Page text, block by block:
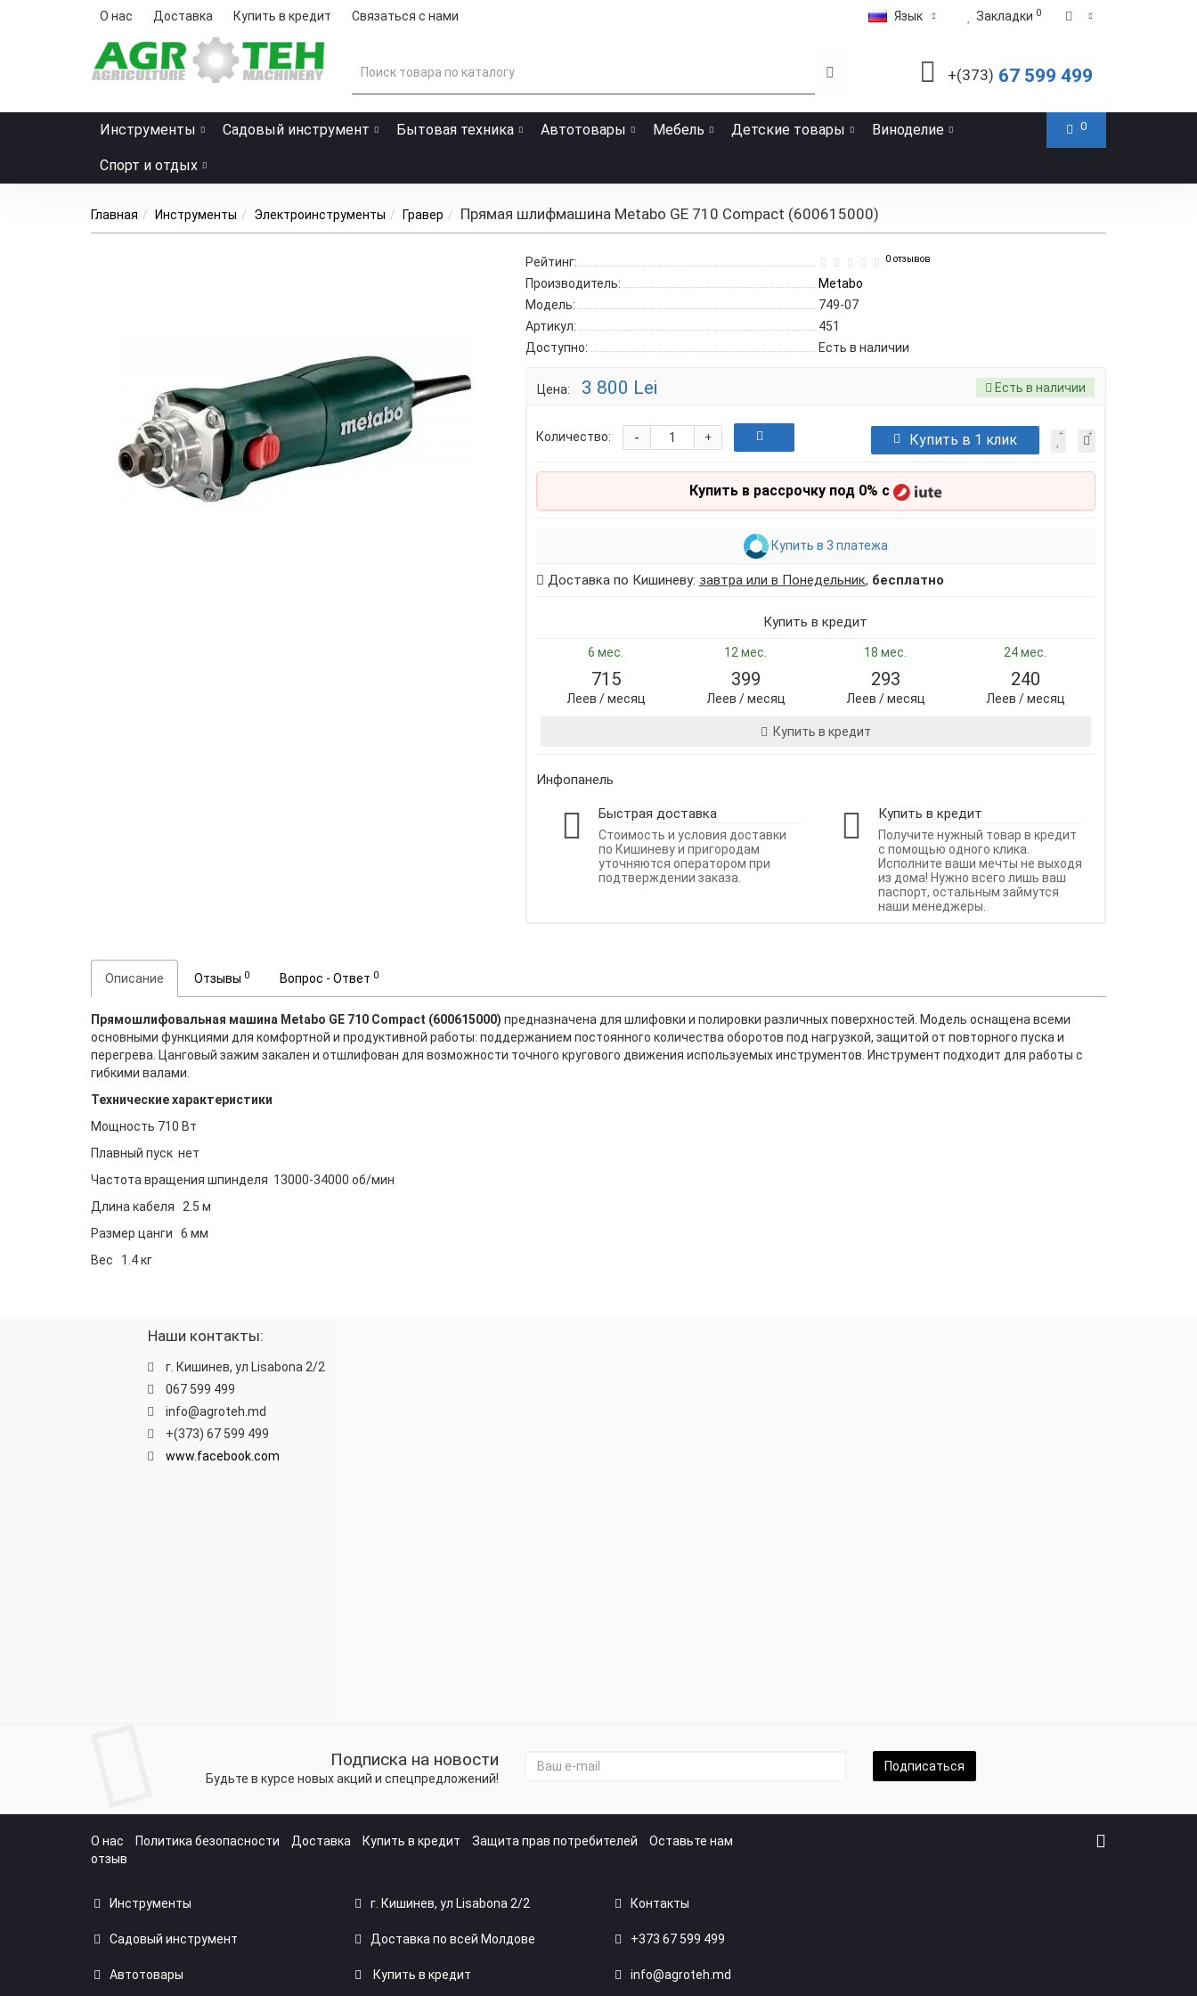
О нас Доставка Купить в кредит Связаться с нами Язык Закладки 0
+(373) 67 599 499
Инструменты Садовый инструмент Бытовая техника Автотовары Мебель Детские товары Виноделие
Спорт и отдых
0
Главная Инструменты Электроинструменты Гравер Прямая шлифмашина Metabo GE 710 Compact (600615000)
Рейтинг: 0 отзывов
Производитель:
Metabo
Модель:
749-07
Артикул:
451
Доступно:
Есть в наличии
Цена: 3 800 Lei Есть в наличии
Количество: +
- Купить в 1 клик
Купить в рассрочку под 0% с
Купить в 3 платежа
Доставка по Кишиневу: завтра или в Понедельник, бесплатно
Купить в кредит
6 мес. 12 мес. 18 мес. 24 мес.
715
Леев / месяц
399
Леев / месяц
293
Леев / месяц
240
Леев / месяц
Купить в кредит
Инфопанель
Быстрая доставка
Стоимость и условия доставки
по Кишиневу и пригородам
уточняются оператором при
подтверждении заказа.
Купить в кредит
Получите нужный товар в кредит
с помощью одного клика.
Исполните ваши мечты не выходя
из дома! Нужно всего лишь ваш
паспорт, остальным займутся
наши менеджеры.
Описание Отзывы 0 Вопрос - Ответ 0
Прямошлифовальная машина Metabo GE 710 Compact (600615000) предназначена для шлифовки и полировки различных поверхностей. Модель оснащена всеми
основными функциями для комфортной и продуктивной работы: поддержанием постоянного количества оборотов под нагрузкой, защитой от повторного пуска и
перегрева. Цанговый зажим закален и отшлифован для возможности точного кругового движения используемых инструментов. Инструмент подходит для работы с
гибкими валами.
Технические характеристики
Мощность 710 Вт
Плавный пуск нет
Частота вращения шпинделя 13000-34000 об/мин
Длина кабеля 2.5 м
Размер цанги 6 мм
Вес 1.4 кг
Наши контакты:
г. Кишинев, ул Lisabona 2/2
067 599 499
info@agroteh.md
+(373) 67 599 499
www.facebook.com
Подписка на новости
Будьте в курсе новых акций и спецпредложений!
Подписаться
О нас Политика безопасности Доставка Купить в кредит Защита прав потребителей
Оставьте нам
отзыв
Инструменты
Садовый инструмент
Автотовары
г. Кишинев, ул Lisabona 2/2
Доставка по всей Молдове
Купить в кредит
Контакты
+373 67 599 499
info@agroteh.md